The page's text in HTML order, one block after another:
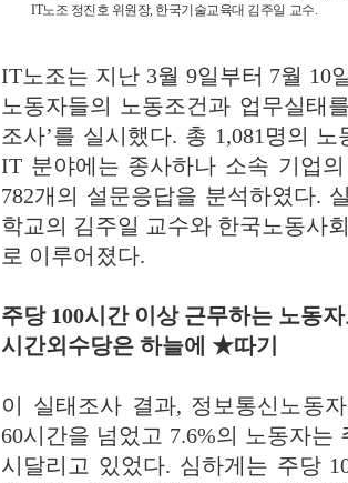
IT노조 정진호 위원장, 한국기술교육대 김주일 교수.
IT노조는 지난 3월 9일부터 7월 10
노동자들의 노동조건과 업무실태
조사’를 실시했다. 총 1,081명의
IT 분야에는 종사하나 소속 기업
782개의 설문응답을 분석하였다.
학교의 김주일 교수와 한국노동사
로 이루어졌다.
주당 100시간 이상 근무하는 노동
시간외수당은 하늘에 ★따기
이 실태조사 결과, 정보통신노동
60시간을 넘었고 7.6%의 노동자는
시달리고 있었다. 심하게는 주당